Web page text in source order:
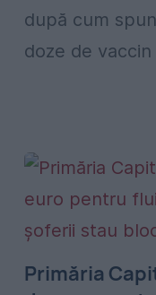
după cum
doze de
Primăria